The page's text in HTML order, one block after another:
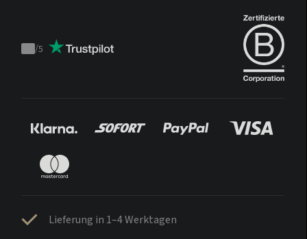
Trustpilot
/5
Lieferung in 1–4 Werktagen